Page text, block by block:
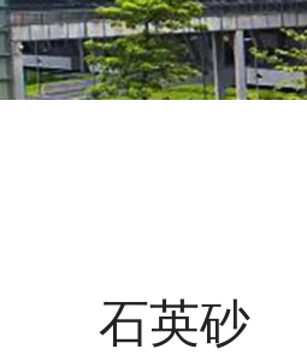
石英砂